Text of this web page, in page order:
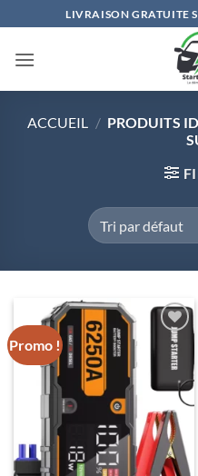
au
contenu
LIVRAISON GRATUITE
ACCUEIL / PRODUITS
Promo !
Ajouter
à la liste
de
souhaits